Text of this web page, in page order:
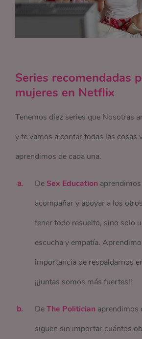
Series recomendadas
mujeres en Netflix
Tenemos diez series que Nosotras
y te vamos a contar todas las cosas
aprendimos de cada una.
De Sex Education
acompañar y apoyar a los
tener todo resuelto, sino solo
escucha y empatía.
importancia de respaldarnos
¡¡juntas somos más fuertes!!
DeThe Politician aprendimos
siguen sin importar cuántos